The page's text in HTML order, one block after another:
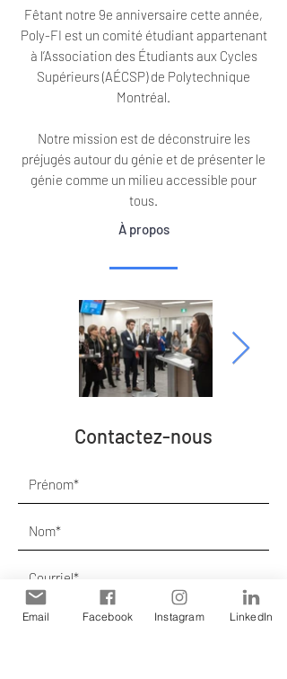
Fêtant notre 9e anniversaire cette année,
Poly-FI est un comité étudiant appartenant
à l’Association des Étudiants aux Cycles
Supérieurs (AÉCSP) de Polytechnique
Montréal.
Notre mission est de déconstruire les
préjugés autour du génie et de présenter le
génie comme un milieu accessible pour
tous.
À propos
Contactez-nous
Email Facebook Instagram LinkedIn